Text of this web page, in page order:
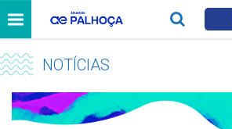
NOTÍCIAS